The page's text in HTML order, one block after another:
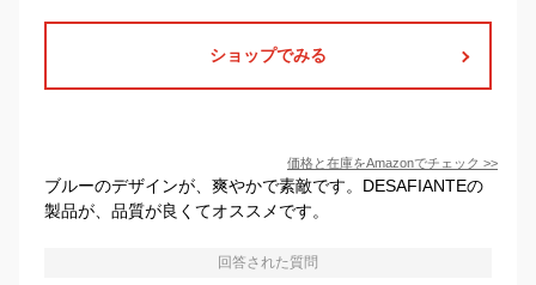
ショップでみる
価格と在庫をAmazonでチェック >>
ブルーのデザインが、爽やかで素敵です。DESAFIANTEの
製品が、品質が良くてオススメです。
回答された質問